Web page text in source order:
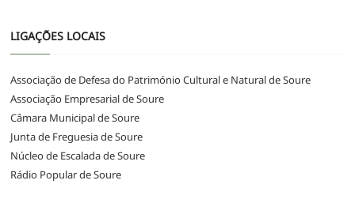
LIGAÇÕES LOCAIS
Associação de Defesa do Património Cultural e Natural de Soure
Associação Empresarial de Soure
Câmara Municipal de Soure
Junta de Freguesia de Soure
Núcleo de Escalada de Soure
Rádio Popular de Soure